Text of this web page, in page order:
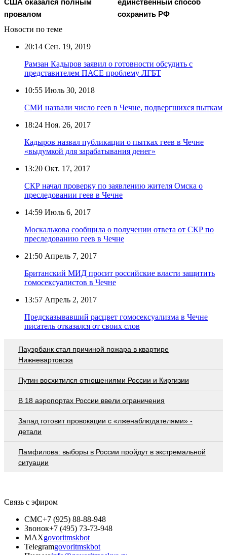
провалом
сохранить РФ
Новости по теме
20:14 Сен. 19, 2019
Рамзан Кадыров заявил о готовности обсудить с
представителем ПАСЕ проблему ЛГБТ
10:55 Июль 30, 2018
СМИ назвали число геев в Чечне, подвергшихся пыткам
18:24 Ноя. 26, 2017
Кадыров назвал публикации о пытках геев в Чечне
«выдумкой для зарабатывания денег»
13:20 Окт. 17, 2017
СКР начал проверку по заявлению жителя Омска о
преследовании геев в Чечне
14:59 Июль 6, 2017
Москалькова сообщила о получении ответа от СКР по
преследованию геев в Чечне
21:50 Апрель 7, 2017
Британский МИД просит российские власти защитить
гомосексуалистов в Чечне
13:57 Апрель 2, 2017
Предсказывавший расцвет гомосексуализма в Чечне
писатель отказался от своих слов
Пауэрбанк стал причиной пожара в квартире
Нижневартовска
Путин восхитился отношениями России и Киргизии
В 18 аэропортах России ввели ограничения
Запад готовит провокации с «лженаблюдателями» -
детали
Памфилова: выборы в России пройдут в экстремальной
ситуации
Связь с эфиром
СМС+7 (925) 88-88-948
Звонок+7 (495) 73-73-948
MAXgovoritmskbot
Telegramgovoritmskbot